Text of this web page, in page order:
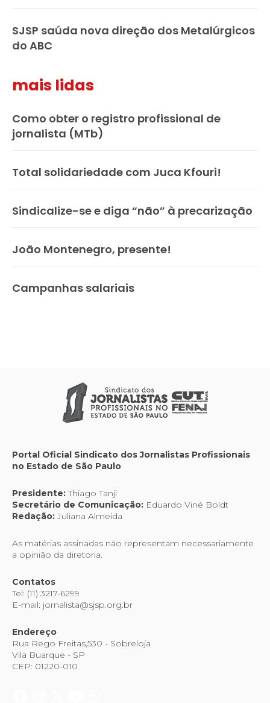
SJSP saúda nova direção dos Metalúrgicos
do ABC
mais lidas
Como obter o registro profissional de
jornalista (MTb)
Total solidariedade com Juca Kfouri!
Sindicalize-se e diga “não” à precarização
João Montenegro, presente!
Campanhas salariais
Portal Oficial Sindicato dos Jornalistas Profissionais
no Estado de São Paulo
Presidente:Thiago Tanji
Secretário de Comunicação: Eduardo Viné Boldt
Redação:Juliana Almeida
As matérias assinadas não representam necessariamente
a opinião da diretoria.
Contatos
Tel: (11) 3217-6299
E-mail: jornalista@sjsp.org.br
Endereço
Rua Rego Freitas,530 - Sobreloja
Vila Buarque - SP
CEP: 01220-010